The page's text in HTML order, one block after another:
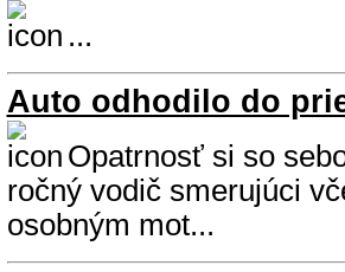
...
Auto odhodilo do
Opatrnosť si so
ročný vodič smerujúci
osobným mot...